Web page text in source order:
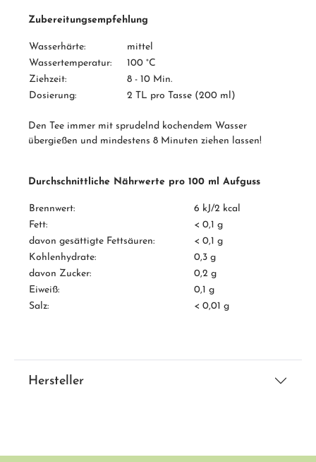
Zubereitungsempfehlung
Wasserhärte:
mittel
Wassertemperatur:
100 °C
Ziehzeit:
8 - 10 Min.
Dosierung:
2 TL pro Tasse (200 ml)
Den Tee immer mit sprudelnd kochendem Wasser
übergießen und mindestens 8 Minuten ziehen lassen!
Durchschnittliche Nährwerte pro 100 ml Aufguss
Brennwert:
6 kJ/2 kcal
Fett:
< 0,1 g
davon gesättigte Fettsäuren:
< 0,1 g
Kohlenhydrate:
0,3 g
davon Zucker:
0,2 g
Eiweiß:
0,1 g
Salz:
< 0,01 g
Hersteller